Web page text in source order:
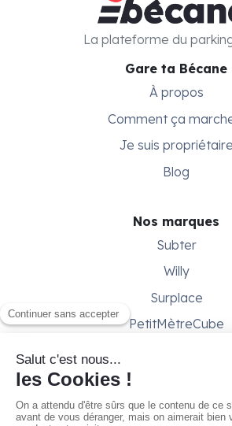
Gare ta Bécane
À propos
Comment ça
Je suis propriétaire
Blog
Nos marques
Subter
Willy
Surplace
PetitMètreCube
Besoin d'aide ?
La plateforme du